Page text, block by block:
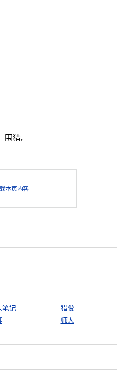
猎。
载本页内容
笔记
猎俊
师人